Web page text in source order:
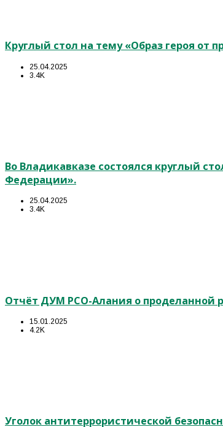
Круглый стол на тему «Образ героя от
25.04.2025
3.4K
Во Владикавказе состоялся круглый
Федерации».
25.04.2025
3.4K
Отчёт ДУМ РСО-Алания о проделанной
15.01.2025
4.2K
Уголок антитеррористической